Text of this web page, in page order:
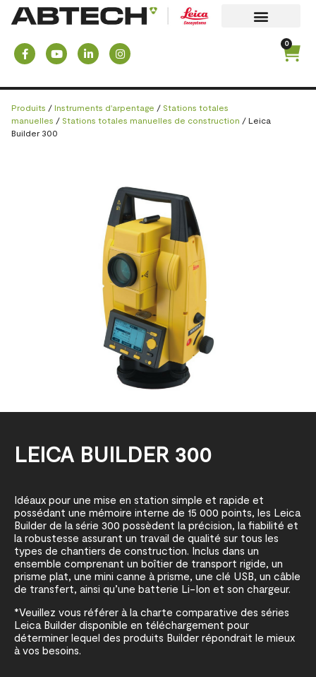
0
Produits / Instruments d'arpentage / Stations totales
manuelles / Stations totales manuelles de construction / Leica
Builder 300
LEICA BUILDER 300
Idéaux pour une mise en station simple et rapide et
possédant une mémoire interne de 15 000 points, les Leica
Builder de la série 300 possèdent la précision, la fiabilité et
la robustesse assurant un travail de qualité sur tous les
types de chantiers de construction. Inclus dans un
ensemble comprenant un boîtier de transport rigide, un
prisme plat, une mini canne à prisme, une clé USB, un câble
de transfert, ainsi qu’une batterie Li-Ion et son chargeur.
*Veuillez vous référer à la charte comparative des séries
Leica Builder disponible en téléchargement pour
déterminer lequel des produits Builder répondrait le mieux
à vos besoins.